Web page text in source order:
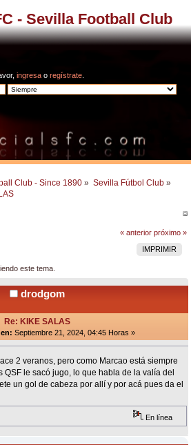
- Sevilla Football Club
ingresa o regístrate
Club - Since 1890 » Sevilla Fútbol Club »
« anterior próximo »
IMPRIMIR
este tema.
drodgom
Re: KIKE SALAS
Septiembre 21, 2024, 04:45 Horas »
2 veranos, pero como Marcao está siempre
QSF le sacó jugo, lo que habla de la valía del
un gol de cabeza por allí y por acá pues da el
En línea